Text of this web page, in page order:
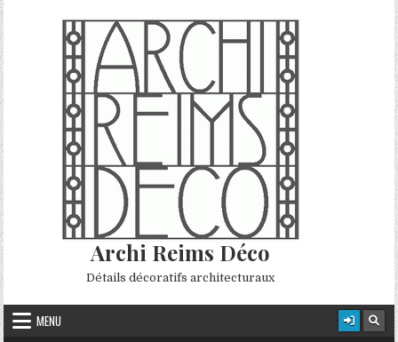
Skip to content
Archi Reims Déco
Détails décoratifs architecturaux
MENU